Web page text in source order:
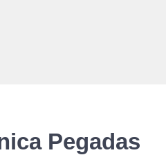
Pegadas